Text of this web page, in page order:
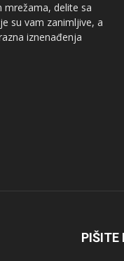
mrežama, delite sa
su vam zanimljive, a
iznenađenja
PIŠITE